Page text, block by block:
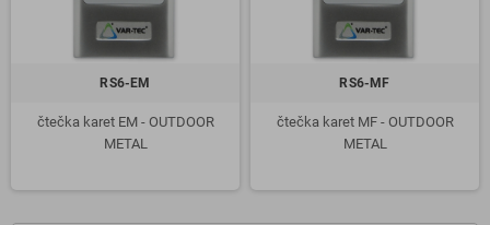
RS6-EM
čtečka karet EM - OUTDOOR
METAL
RS6-MF
čtečka karet MF - OUTDOOR
METAL